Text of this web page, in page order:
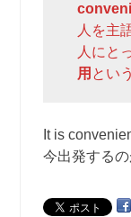
人を主
人にと
用 とい
It is
今出発するの